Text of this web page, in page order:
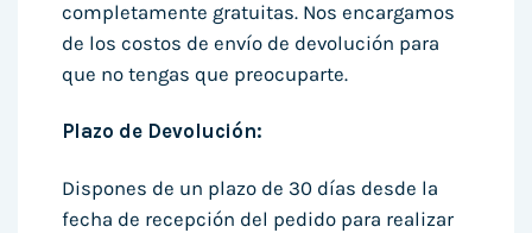
completamente gratuitas. Nos encargamos
de los costos de envío de devolución para
que no tengas que preocuparte.
Plazo de Devolución:
Dispones de un plazo de 30 días desde la
fecha de recepción del pedido para realizar